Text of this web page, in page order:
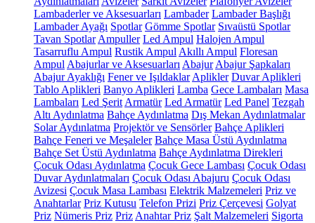
Lambaderler ve Aksesuarları Lambader Lambader Başlığı
Lambader Ayağı Spotlar Gömme Spotlar Sıvaüstü Spotlar
Tavan Spotlar Ampuller Led Ampul Halojen Ampul
Tasarruflu Ampul Rustik Ampul Akıllı Ampul Floresan
Ampul Abajurlar ve Aksesuarları Abajur Abajur Şapkaları
Abajur Ayaklığı Fener ve Işıldaklar Aplikler Duvar Aplikleri
Tablo Aplikleri Banyo Aplikleri Lamba Gece Lambaları Masa
Lambaları Led Şerit Armatür Led Armatür Led Panel Tezgah
Altı Aydınlatma Bahçe Aydınlatma Dış Mekan Aydınlatmalar
Solar Aydınlatma Projektör ve Sensörler Bahçe Aplikleri
Bahçe Feneri ve Meşaleler Bahçe Masa Üstü Aydınlatma
Bahçe Set Üstü Aydınlatma Bahçe Aydınlatma Direkleri
Çocuk Odası Aydınlatma Çocuk Gece Lambası Çocuk Odası
Duvar Aydınlatmaları Çocuk Odası Abajuru Çocuk Odası
Avizesi Çocuk Masa Lambası Elektrik Malzemeleri Priz ve
Anahtarlar Priz Kutusu Telefon Prizi Priz Çerçevesi Golyat
Priz Nümeris Priz Priz Anahtar Priz Şalt Malzemeleri Sigorta